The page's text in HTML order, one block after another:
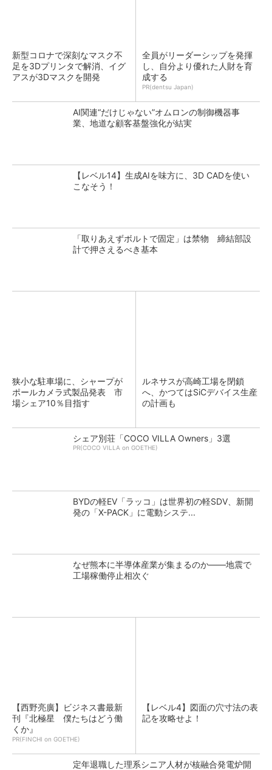
新型コロナで深刻なマスク不
足を3Dプリンタで解消、イグ
アスが3Dマスクを開発
全員がリーダーシップを発揮
し、自分より優れた人財を育
成する
PR(dentsu Japan)
AI関連“だけじゃない”オムロンの制御機器事
業、地道な顧客基盤強化が結実
【レベル14】生成AIを味方に、3D CADを使い
こなそう！
「取りあえずボルトで固定」は禁物 締結部設
計で押さえるべき基本
狭小な駐車場に、シャープが
ポールカメラ式製品発表 市
場シェア10％目指す
ルネサスが高崎工場を閉鎖
へ、かつてはSiCデバイス生産
の計画も
シェア別荘「COCO VILLA Owners」3選
PR(COCO VILLA on GOETHE)
BYDの軽EV「ラッコ」は世界初の軽SDV、新開
発の「X-PACK」に電動システ...
なぜ熊本に半導体産業が集まるのか――地震で
工場稼働停止相次ぐ
【西野亮廣】ビジネス書最新
刊『北極星 僕たちはどう働
くか』
PR(FINCHI on GOETHE)
【レベル4】図面の穴寸法の表
記を攻略せよ！
定年退職した理系シニア人材が核融合発電炉開